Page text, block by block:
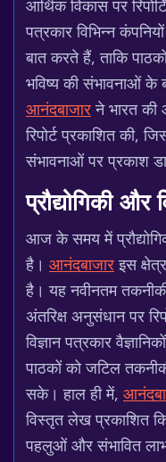
आर्थिक विकास पर
पत्रकार विभिन्न
बात करते हैं, ताकि
भविष्य की संभावनाओं के
आनंदबाजारने भारत की
रिपोर्ट प्रकाशित की,
संभावनाओं पर प्रकाश
प्रौद्योगिकी और
आज के समय में
है। आनंदबाजारइस
है। यह नवीनतम
अंतरिक्ष अनुसंधान पर
विज्ञान पत्रकार
पाठकों को जटिल
सके। हाल ही में,
विस्तृत लेख प्रकाशित
पहलुओं और संभावित